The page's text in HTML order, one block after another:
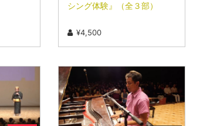
シング体験』（全３部）
¥4,500